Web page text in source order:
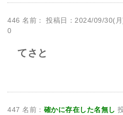
446 名前：
投稿日：2024/09/30(
0
てさと
447 名前： 確かに存在した名無し